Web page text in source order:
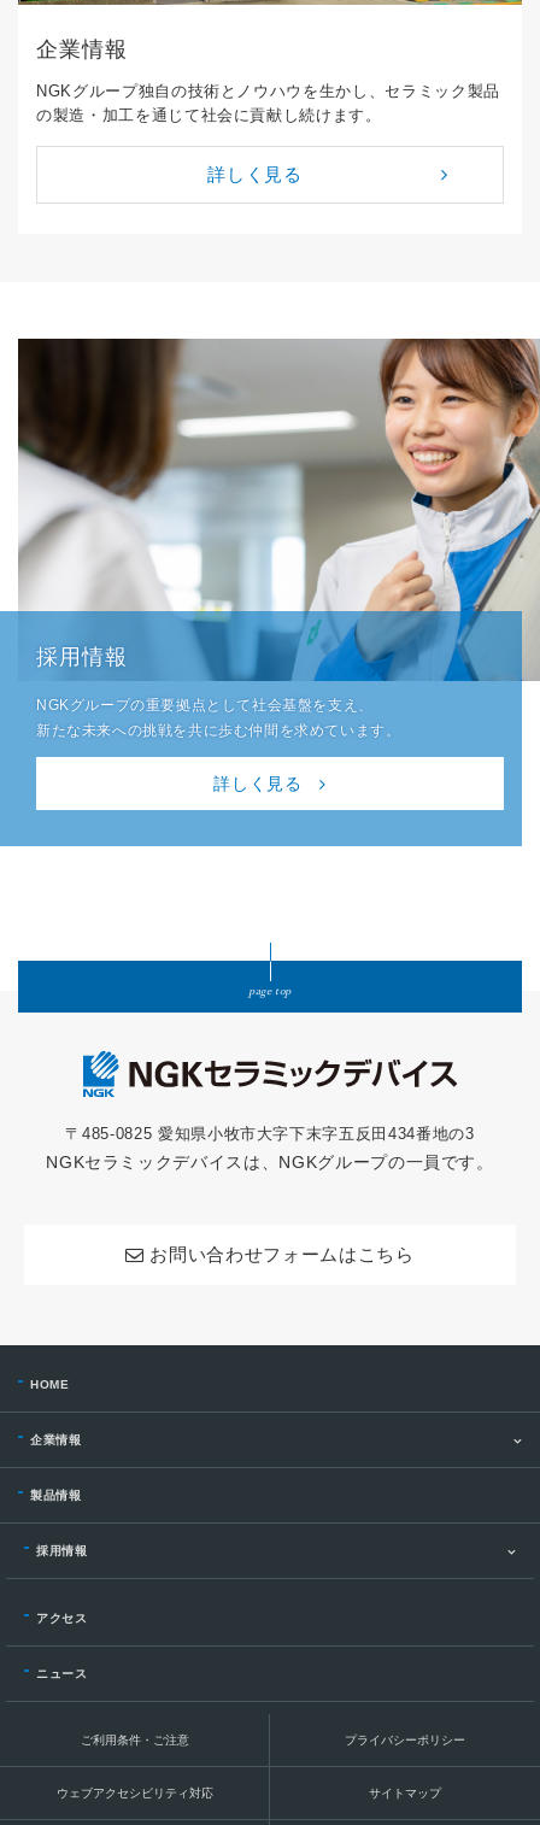
企業情報
NGKグループ独自の技術とノウハウを生かし、セラミック製品
の製造・加工を通じて社会に貢献し続けます。
詳しく見る
採用情報
NGKグループの重要拠点として社会基盤を支え、
新たな未来への挑戦を共に歩む仲間を求めています。
詳しく見る
page top
〒485-0825 愛知県小牧市大字下末字五反田434番地の3
NGKセラミックデバイスは、NGKグループの一員です。
お問い合わせフォームはこちら
HOME
企業情報
製品情報
採用情報
アクセス
ニュース
ご利用条件・ご注意 プライバシーポリシー
ウェブアクセシビリティ対応 サイトマップ